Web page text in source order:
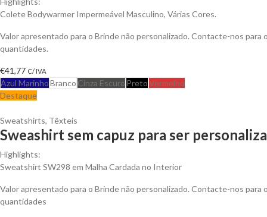
Colete Bodywarmer Impermeável Masculino, Várias Cores.
Valor apresentado para o Brinde não personalizado. Contacte-nos
quantidades.
€41,77 C/ IVA
Azul MarinhoBranco Cinza Escuro PretoVermelho
Destaque
Sweatshirts, Têxteis
Sweashirt sem capuz para ser
Highlights:
Sweatshirt SW298 em Malha Cardada no Interior
Valor apresentado para o Brinde não personalizado. Contacte-nos
quantidades